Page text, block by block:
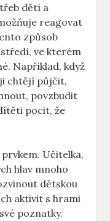
dětí​ a
reagovat
způsob
ve kterém
Například, když
chtějí‌ půjčit,⁢
povzbudit
⁢pocit, že‍
Učitelka,
hlav mnoho
dětskou
aktivit s hrami
poznatky.